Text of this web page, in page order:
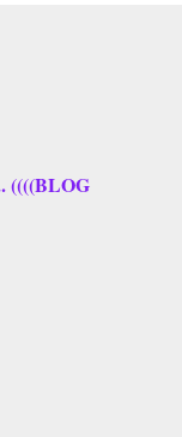
((((BLOG